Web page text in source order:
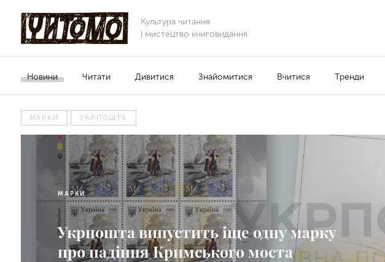
Культура читання
і мистецтво книговидання
Новини Читати Дивитися Знайомитися Вчитися Тренди
МАРКИ УКРПОШТА
МАРКИ
Укрпошта випустить іще одну марку
про падіння Кримського моста